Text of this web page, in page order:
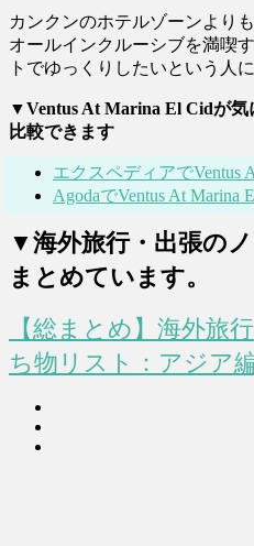
カンクンのホテルゾーンより
オールインクルーシブを満喫
トでゆっくりしたいという人
▼Ventus At Marina El Cidが
比較できます
エクスペディアでVentus
AgodaでVentus At Marina
▼海外旅行・出張の
まとめています。
【総まとめ】海外旅
ち物リスト：アジア